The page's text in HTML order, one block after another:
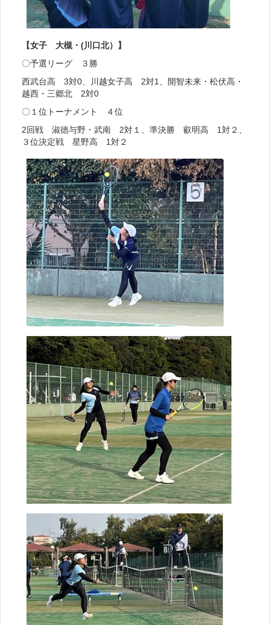
【女子 大槻・(川口北）】
〇予選リーグ ３勝
西武台高 3対0、川越女子高 2対1、開智未来・松伏高・
越西・三郷北 2対0
〇１位トーナメント ４位
2回戦 淑徳与野・武南 2対１、準決勝 叡明高 1対２、
３位決定戦 星野高 1対２